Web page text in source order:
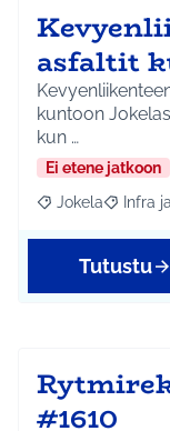
asfaltit
kuntoon
kun …
Ei etene jatkoon
Rajaa tulokset
Jokela Rajaa
Infra
Tutustu
#1610